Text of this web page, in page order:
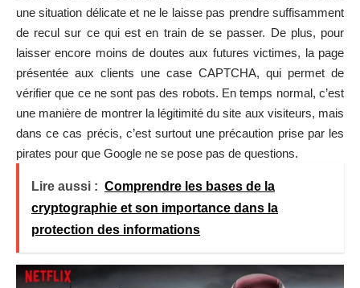
une situation délicate et ne le laisse pas prendre suffisamment
de recul sur ce qui est en train de se passer. De plus, pour
laisser encore moins de doutes aux futures victimes, la page
présentée aux clients une case CAPTCHA, qui permet de
vérifier que ce ne sont pas des robots. En temps normal, c’est
une manière de montrer la légitimité du site aux visiteurs, mais
dans ce cas précis, c’est surtout une précaution prise par les
pirates pour que Google ne se pose pas de questions.
Lire aussi : Comprendre les bases de la
cryptographie et son importance dans la
protection des informations